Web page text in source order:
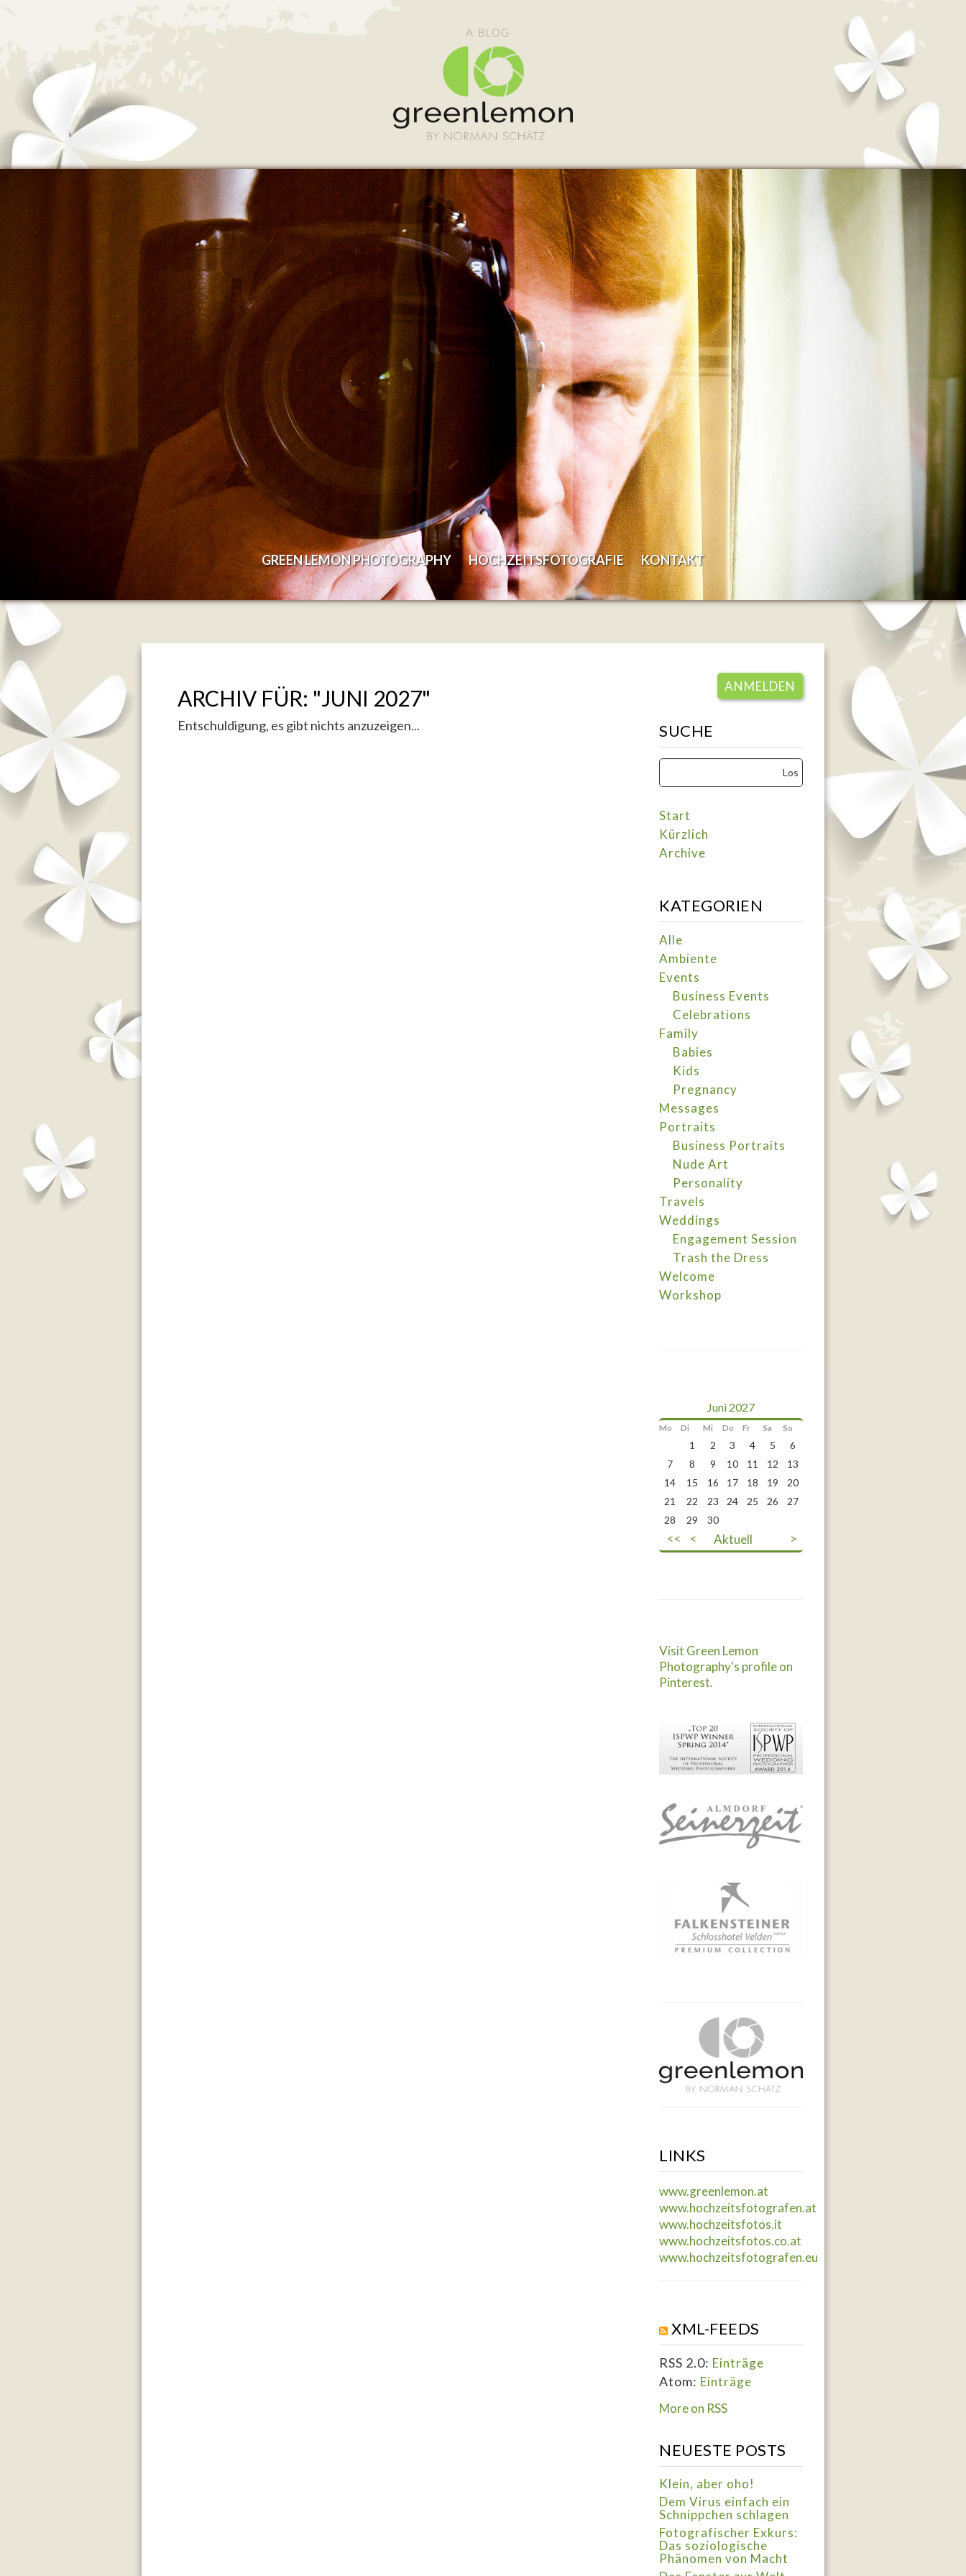
GREEN LEMON PHOTOGRAPHY HOCHZEITSFOTOGRAFIE KONTAKT
ARCHIV FÜR: "JUNI 2027"
Entschuldigung, es gibt nichts anzuzeigen...
ANMELDEN
SUCHE
Start
Kürzlich
Archive
KATEGORIEN
Alle
Ambiente
Events
Business Events
Celebrations
Family
Babies
Kids
Pregnancy
Messages
Portraits
Business Portraits
Nude Art
Personality
Travels
Weddings
Engagement Session
Trash the Dress
Welcome
Workshop
Juni 2027
Mo Di Mi Do Fr Sa So
<< < Aktuell >
1 2 3 4 5
6
7
8 9 10 11 12
13
14
15 16 17 18 19
20
21
22 23 24 25 26
27
28
29 30
Visit Green Lemon
Photography's profile on
Pinterest.
LINKS
www.greenlemon.at
www.hochzeitsfotografen.at
www.hochzeitsfotos.it
www.hochzeitsfotos.co.at
www.hochzeitsfotografen.eu
XML-FEEDS
RSS 2.0: Einträge
Atom: Einträge
More on RSS
NEUESTE POSTS
Klein, aber oho!
Dem Virus einfach ein
Schnippchen schlagen
Fotografischer Exkurs:
Das soziologische
Phänomen von Macht